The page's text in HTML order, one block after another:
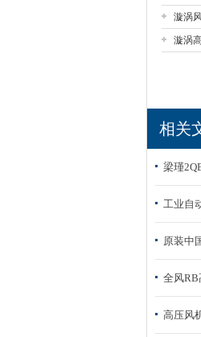
漩涡
漩涡
相关
高压风